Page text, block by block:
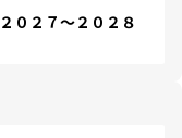
２７～２０２８